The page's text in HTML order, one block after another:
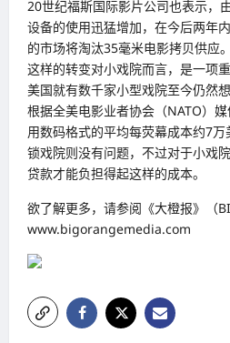
20世纪福斯国际影片公司也表示，
设备的使用迅猛增加，在今后两年
的市场将淘汰35毫米电影拷贝供应。
这样的转变对小戏院而言，是一项
美国就有数千家小型戏院至今仍然想
根据全美电影业者协会（NATO）
用数码格式的平均每荧幕成本约7
锁戏院则没有问题，不过对于小戏
贷款才能负担得起这样的成本。
欲了解更多，请参阅《大橙报》（
www.bigorangemedia.com